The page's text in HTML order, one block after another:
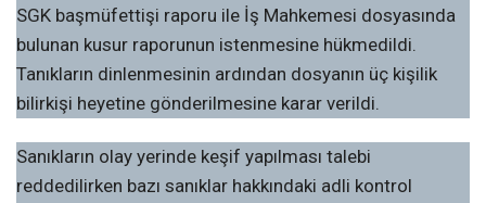
SGK başmüfettişi raporu ile İş Mahkemesi dosyasında
bulunan kusur raporunun istenmesine hükmedildi.
Tanıkların dinlenmesinin ardından dosyanın üç kişilik
bilirkişi heyetine gönderilmesine karar verildi.
Sanıkların olay yerinde keşif yapılması talebi
reddedilirken bazı sanıklar hakkındaki adli kontrol